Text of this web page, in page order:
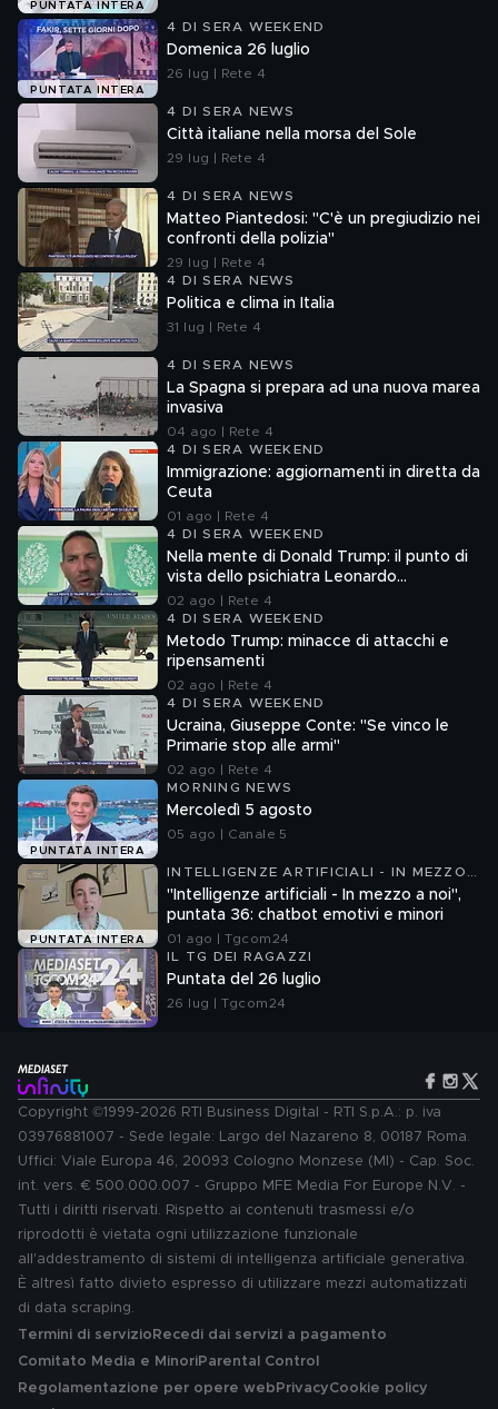
PUNTATA INTERA
PUNTATA INTERA
4 DI SERA WEEKEND
Domenica 26 luglio
26 lug | Rete 4
4 DI SERA NEWS
Città italiane nella morsa del Sole
29 lug | Rete 4
4 DI SERA NEWS
Matteo Piantedosi: "C'è un pregiudizio nei
confronti della polizia"
29 lug | Rete 4
4 DI SERA NEWS
Politica e clima in Italia
31 lug | Rete 4
4 DI SERA NEWS
La Spagna si prepara ad una nuova marea
invasiva
04 ago | Rete 4
4 DI SERA WEEKEND
Immigrazione: aggiornamenti in diretta da
Ceuta
01 ago | Rete 4
4 DI SERA WEEKEND
Nella mente di Donald Trump: il punto di
vista dello psichiatra Leonardo
Mendolicchio
02 ago | Rete 4
4 DI SERA WEEKEND
Metodo Trump: minacce di attacchi e
ripensamenti
02 ago | Rete 4
4 DI SERA WEEKEND
Ucraina, Giuseppe Conte: "Se vinco le
Primarie stop alle armi"
02 ago | Rete 4
PUNTATA INTERA
MORNING NEWS
Mercoledì 5 agosto
05 ago | Canale 5
PUNTATA INTERA
INTELLIGENZE ARTIFICIALI - IN MEZZO
A NOI
"Intelligenze artificiali - In mezzo a noi",
puntata 36: chatbot emotivi e minori
01 ago | Tgcom24
IL TG DEI RAGAZZI
Puntata del 26 luglio
26 lug | Tgcom24
Copyright ©1999-2026 RTI Business Digital - RTI S.p.A.: p. iva
03976881007 - Sede legale: Largo del Nazareno 8, 00187 Roma.
Uffici: Viale Europa 46, 20093 Cologno Monzese (MI) - Cap. Soc.
int. vers. € 500.000.007 - Gruppo MFE Media For Europe N.V. -
Tutti i diritti riservati. Rispetto ai contenuti trasmessi e/o
riprodotti è vietata ogni utilizzazione funzionale
all'addestramento di sistemi di intelligenza artificiale generativa.
È altresì fatto divieto espresso di utilizzare mezzi automatizzati
di data scraping.
Termini di servizio Recedi dai servizi a pagamento
Comitato Media e MinoriParental Control
Regolamentazione per opere web PrivacyCookie policy